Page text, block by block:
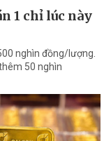
1 chỉ lúc này
nghìn đồng/lượng.
50 nghìn